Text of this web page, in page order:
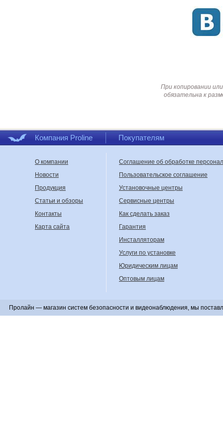
При копировании
обязательна к
Компания Proline Покупателям
О компании
Новости
Продукция
Статьи и обзоры
Контакты
Карта сайта
Соглашение об обработке
Пользовательское соглашение
Установочные центры
Сервисные центры
Как сделать заказ
Гарантия
Инсталляторам
Услуги по установке
Юридическим лицам
Оптовым лицам
Пролайн — магазин систем безопасности и видеонаблюдения, мы